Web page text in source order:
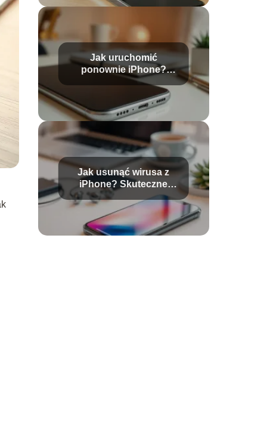
Jak uruchomić
ponownie iPhone?
Prosty przewodnik krok
Jak usunąć wirusa z
iPhone? Skuteczne
metody i porady